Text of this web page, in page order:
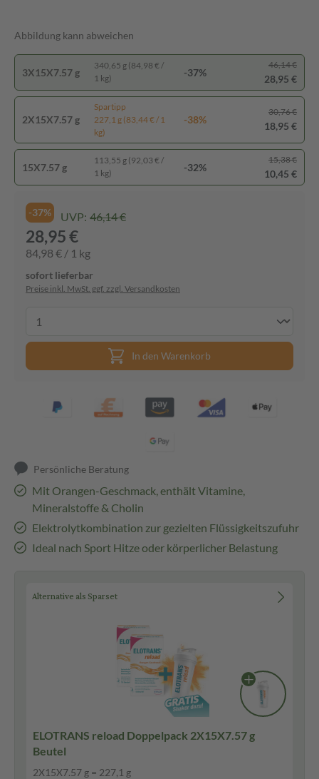
Abbildung kann abweichen
3X15X7.57 g
340,65 g (84,98 € /
1 kg)
-37%
46,14 €
28,95 €
2X15X7.57 g
Spartipp
227,1 g (83,44 € / 1
kg)
-38%
30,76 €
18,95 €
15X7.57 g
113,55 g (92,03 € /
1 kg)
-32%
15,38 €
10,45 €
-37% UVP: 46,14 €
28,95 €
84,98 € / 1 kg
sofort lieferbar
Preise inkl. MwSt. ggf. zzgl. Versandkosten
In den Warenkorb
Persönliche Beratung
Mit Orangen-Geschmack, enthält Vitamine,
Mineralstoffe & Cholin
Elektrolytkombination zur gezielten Flüssigkeitszufuhr
Ideal nach Sport Hitze oder körperlicher Belastung
Alternative als Sparset
ELOTRANS reload Doppelpack 2X15X7.57 g
Beutel
2X15X7.57 g = 227,1 g